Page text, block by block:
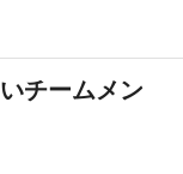
チームメン